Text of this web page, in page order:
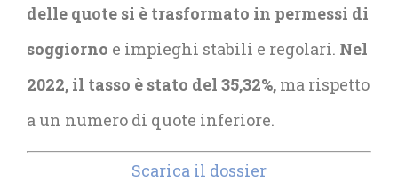
delle quote si è trasformato in permessi di
soggiorno e impieghi stabili e regolari. Nel
2022, il tasso è stato del 35,32%, ma rispetto
a un numero di quote inferiore.
Scarica il dossier